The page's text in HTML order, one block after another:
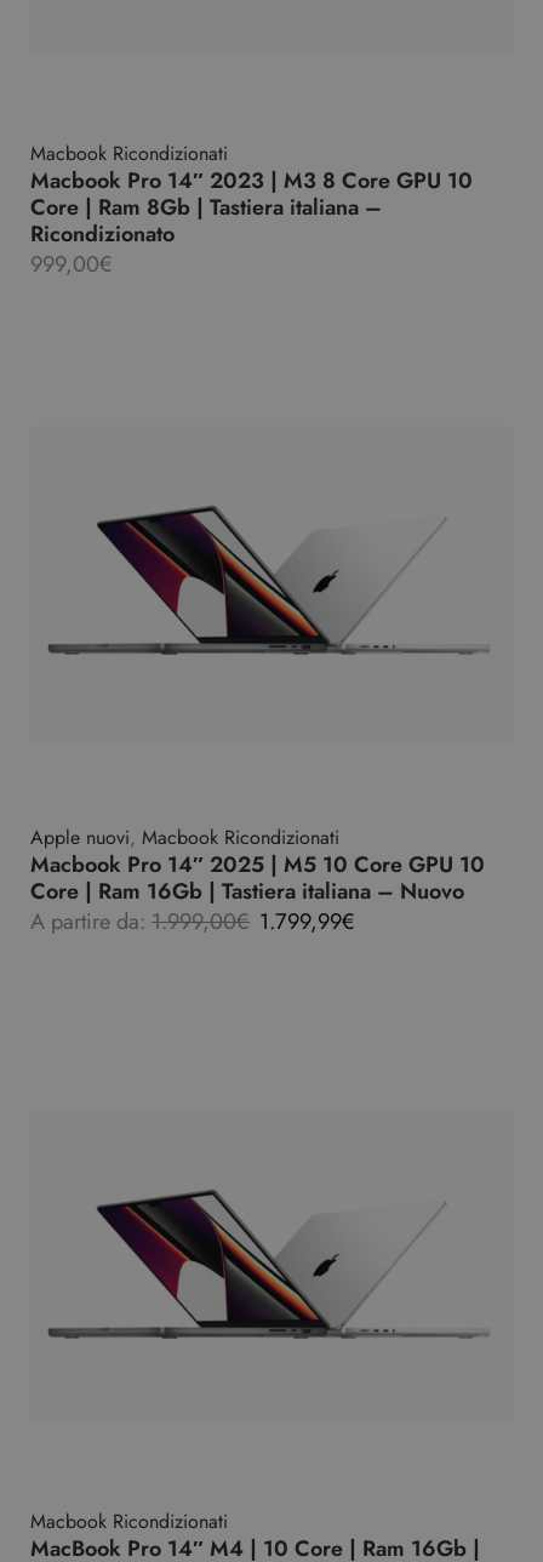
Macbook Ricondizionati
Macbook Pro 14″ 2023 | M3 8 Core GPU 10
Core | Ram 8Gb | Tastiera italiana –
Ricondizionato
999,00€
Apple nuovi, Macbook Ricondizionati
Macbook Pro 14″ 2025 | M5 10 Core GPU 10
Core | Ram 16Gb | Tastiera italiana – Nuovo
A partire da: 1.999,00€ 1.799,99€
Macbook Ricondizionati
MacBook Pro 14″ M4 | 10 Core | Ram 16Gb |